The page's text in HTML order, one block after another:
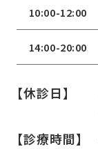
10:00-12:00
14:00-20:00
【休診日】
【診療時間】